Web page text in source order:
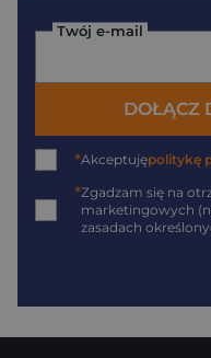
Twój e-mail
DOŁĄCZ
*Akceptujępolitykę
*Zgadzam się na
marketingowych
zasadach